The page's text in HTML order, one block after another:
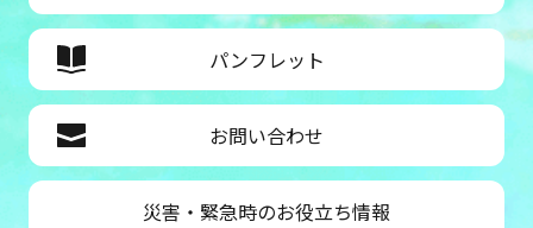
パンフレット
お問い合わせ
災害・緊急時のお役立ち情報